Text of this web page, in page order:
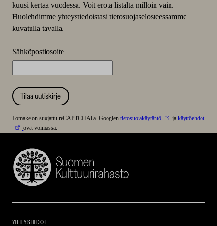
kuusi kertaa vuodessa. Voit erota listalta milloin vain.
Huolehdimme yhteystiedoistasi tietosuojaselosteessamme
kuvatulla tavalla.
Sähköpostiosoite
Tilaa uutiskirje
Lomake on suojattu reCAPTCHAlla. Googlen tietosuojakäytäntö jakäyttöehdot
ovat voimassa.
Suomen
Kulttuurirahasto
YHTEYSTIEDOT